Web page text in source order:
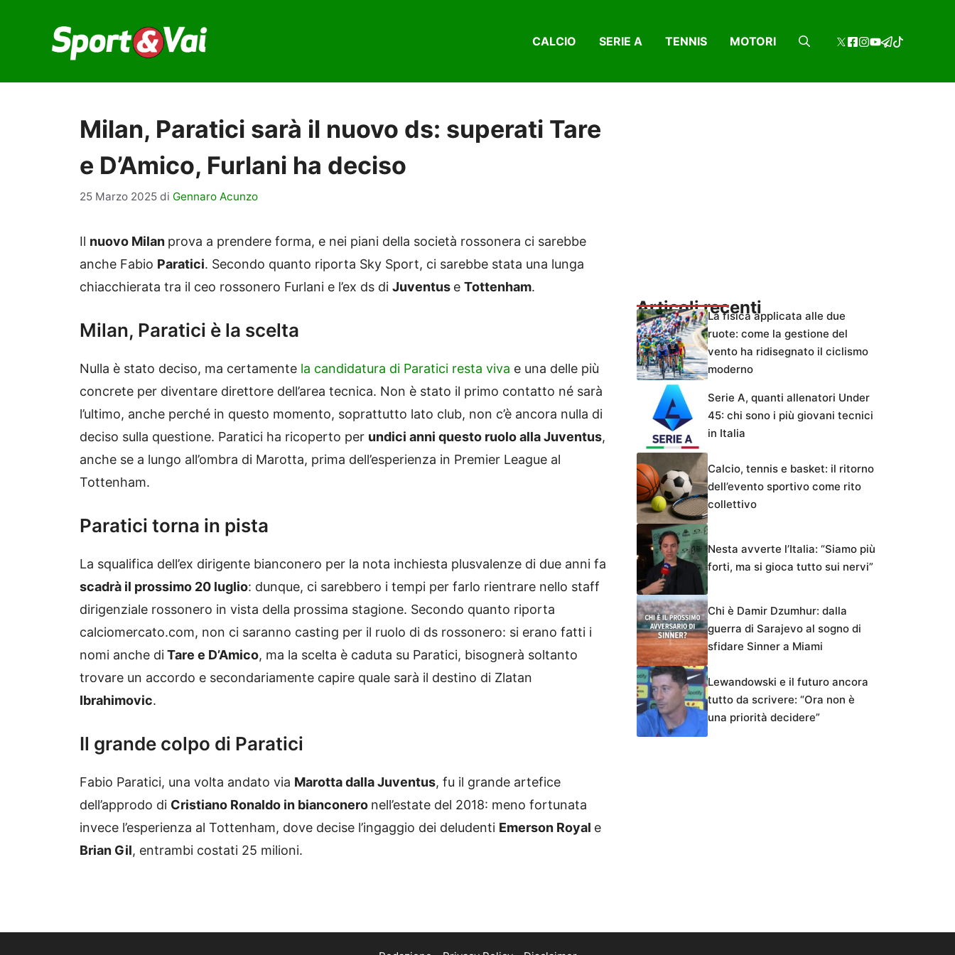
contenuto
CALCIO SERIE A TENNIS MOTORI
Milan, Paratici sarà il nuovo ds: superati Tare
e D’Amico, Furlani ha deciso
25 Marzo 2025 di Gennaro Acunzo
Il nuovo Milan prova a prendere forma, e nei piani della società rossonera ci sarebbe
anche Fabio Paratici. Secondo quanto riporta Sky Sport, ci sarebbe stata una lunga
chiacchierata tra il ceo rossonero Furlani e l’ex ds di Juventus e Tottenham.
Milan, Paratici è la scelta
Nulla è stato deciso, ma certamente la candidatura di Paratici resta viva e una delle più
concrete per diventare direttore dell’area tecnica. Non è stato il primo contatto né sarà
l’ultimo, anche perché in questo momento, soprattutto lato club, non c’è ancora nulla di
deciso sulla questione. Paratici ha ricoperto per undici anni questo ruolo alla Juventus,
anche se a lungo all’ombra di Marotta, prima dell’esperienza in Premier League al
Tottenham.
Paratici torna in pista
La squalifica dell’ex dirigente bianconero per la nota inchiesta plusvalenze di due anni fa
scadrà il prossimo 20 luglio: dunque, ci sarebbero i tempi per farlo rientrare nello staff
dirigenziale rossonero in vista della prossima stagione. Secondo quanto riporta
calciomercato.com, non ci saranno casting per il ruolo di ds rossonero: si erano fatti i
nomi anche diTare e D’Amico, ma la scelta è caduta su Paratici, bisognerà soltanto
trovare un accordo e secondariamente capire quale sarà il destino di Zlatan
Ibrahimovic.
Il grande colpo di Paratici
Fabio Paratici, una volta andato via Marotta dalla Juventus, fu il grande artefice
dell’approdo di Cristiano Ronaldo in bianconero nell’estate del 2018: meno fortunata
invece l’esperienza al Tottenham, dove decise l’ingaggio dei deludenti Emerson Royal e
Brian Gil, entrambi costati 25 milioni.
Articoli recentiLa fisica applicata alle due
ruote: come la gestione del
vento ha ridisegnato il ciclismo
moderno
Serie A, quanti allenatori Under
45: chi sono i più giovani tecnici
in Italia
Calcio, tennis e basket: il ritorno
dell’evento sportivo come rito
collettivo
Nesta avverte l’Italia: “Siamo più
forti, ma si gioca tutto sui nervi”
Chi è Damir Dzumhur: dalla
guerra di Sarajevo al sogno di
sfidare Sinner a Miami
Lewandowski e il futuro ancora
tutto da scrivere: “Ora non è
una priorità decidere”